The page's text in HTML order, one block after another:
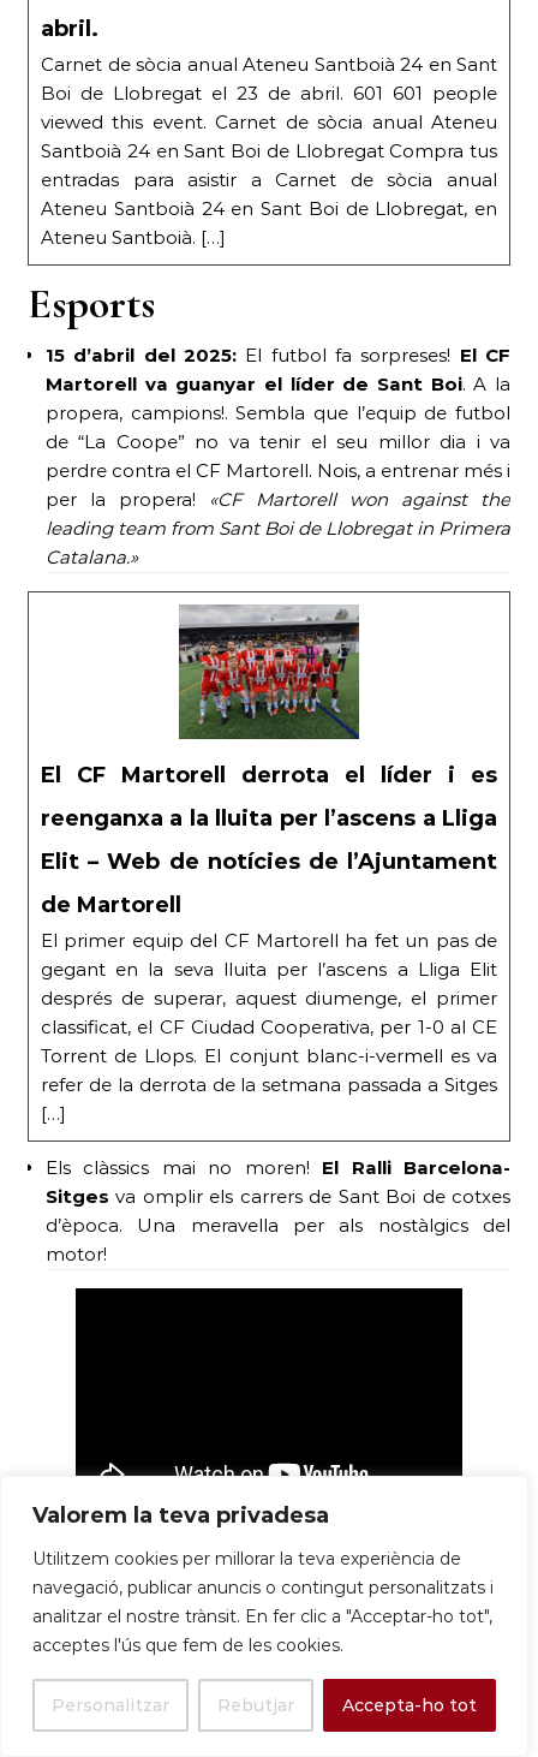
Valorem la teva privadesa
Utilitzem cookies per millorar la teva experiència de
navegació, publicar anuncis o contingut personalitzats i
analitzar el nostre trànsit. En fer clic a "Acceptar-ho tot",
acceptes l'ús que fem de les cookies.
Personalitzar Rebutjar Accepta-ho tot
abril.
Carnet de sòcia anual Ateneu Santboià 24 en Sant
Boi de Llobregat el 23 de abril. 601 601 people
viewed this event. Carnet de sòcia anual Ateneu
Santboià 24 en Sant Boi de Llobregat Compra tus
entradas para asistir a Carnet de sòcia anual
Ateneu Santboià 24 en Sant Boi de Llobregat, en
Ateneu Santboià. […]
Esports
15 d’abril del 2025: El futbol fa sorpreses! El CF
Martorell va guanyar el líder de Sant Boi. A la
propera, campions!. Sembla que l’equip de futbol
de “La Coope” no va tenir el seu millor dia i va
perdre contra el CF Martorell. Nois, a entrenar més i
per la propera! «CF Martorell won against the
leading team from Sant Boi de Llobregat in Primera
Catalana.»
El CF Martorell derrota el líder i es
reenganxa a la lluita per l’ascens a Lliga
Elit – Web de notícies de l’Ajuntament
de Martorell
El primer equip del CF Martorell ha fet un pas de
gegant en la seva lluita per l’ascens a Lliga Elit
després de superar, aquest diumenge, el primer
classificat, el CF Ciudad Cooperativa, per 1-0 al CE
Torrent de Llops. El conjunt blanc-i-vermell es va
refer de la derrota de la setmana passada a Sitges
[…]
Els clàssics mai no moren! El Ral·li Barcelona-
Sitges va omplir els carrers de Sant Boi de cotxes
d’època. Una meravella per als nostàlgics del
motor!
del Circuit Català de ball esportiu. Més ritme
que a una discoteca a l’estiu!
Escola de ball Aprenem CBE Figueres